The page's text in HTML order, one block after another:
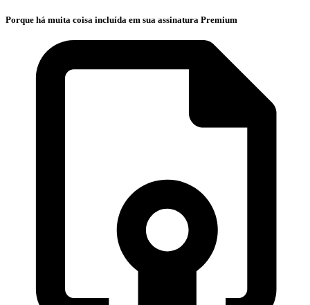
Porque há muita coisa incluída em sua assinatura Premium